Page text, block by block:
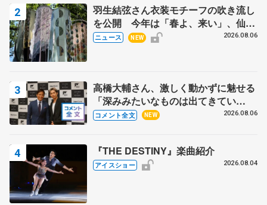
羽生結弦さん衣装モチーフの吹き流し
を公開 今年は「春よ、来い」、仙台
の瑞鳳殿
ニュース NEW 2026.08.06
高橋大輔さん、激しく動かずに魅せる
「深みみたいなものは出てきてい
る？」 〝兄さん〟と慕うレジェンド
コメント全文 NEW 2026.08.06
『THE DESTINY』楽曲紹介
アイスショー 2026.08.04